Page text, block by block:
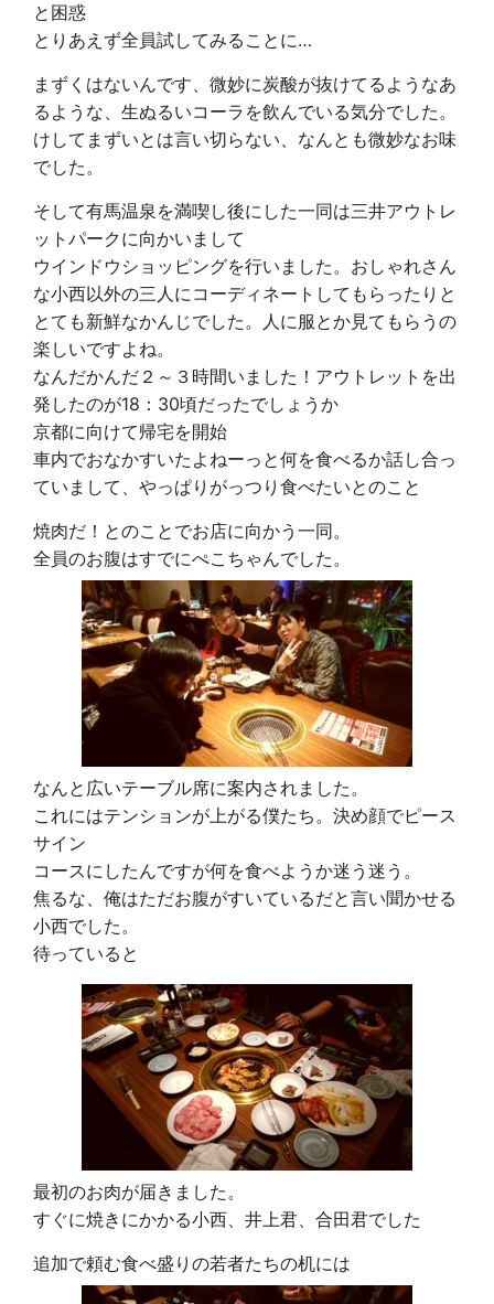
と困惑
とりあえず全員試してみることに…
まずくはないんです、微妙に炭酸が抜けてるようなあ
るような、生ぬるいコーラを飲んでいる気分でした。
けしてまずいとは言い切らない、なんとも微妙なお味
でした。
そして有馬温泉を満喫し後にした一同は三井アウトレ
ットパークに向かいまして
ウインドウショッピングを行いました。おしゃれさん
な小西以外の三人にコーディネートしてもらったりと
とても新鮮なかんじでした。人に服とか見てもらうの
楽しいですよね。
なんだかんだ２～３時間いました！アウトレットを出
発したのが18：30頃だったでしょうか
京都に向けて帰宅を開始
車内でおなかすいたよねーっと何を食べるか話し合っ
ていまして、やっぱりがっつり食べたいとのこと
焼肉だ！とのことでお店に向かう一同。
全員のお腹はすでにぺこちゃんでした。
なんと広いテーブル席に案内されました。
これにはテンションが上がる僕たち。決め顔でピース
サイン
コースにしたんですが何を食べようか迷う迷う。
焦るな、俺はただお腹がすいているだと言い聞かせる
小西でした。
待っていると
最初のお肉が届きました。
すぐに焼きにかかる小西、井上君、合田君でした
追加で頼む食べ盛りの若者たちの机には